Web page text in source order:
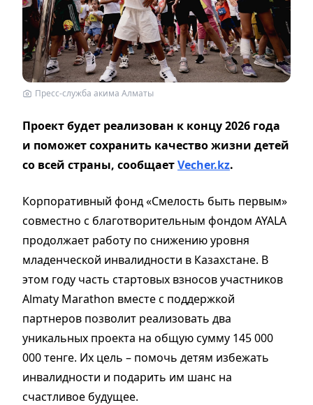
Пресс-служба акима Алматы
Проект будет реализован к концу 2026 года
и поможет сохранить качество жизни детей
со всей страны, сообщаетVecher.kz.
Корпоративный фонд «Смелость быть первым»
совместно с благотворительным фондом AYALA
продолжает работу по снижению уровня
младенческой инвалидности в Казахстане. В
этом году часть стартовых взносов участников
Almaty Marathon вместе с поддержкой
партнеров позволит реализовать два
уникальных проекта на общую сумму 145 000
000 тенге. Их цель – помочь детям избежать
инвалидности и подарить им шанс на
счастливое будущее.